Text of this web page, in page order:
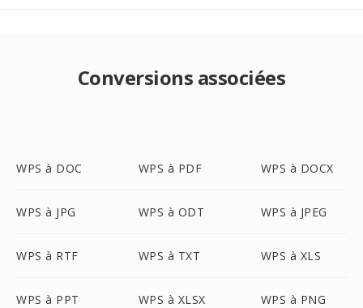
Conversions associées
WPS à DOC WPS à PDF WPS à DOCX
WPS à JPG WPS à ODT WPS à JPEG
WPS à RTF WPS à TXT WPS à XLS
WPS à PPT WPS à XLSX WPS à PNG